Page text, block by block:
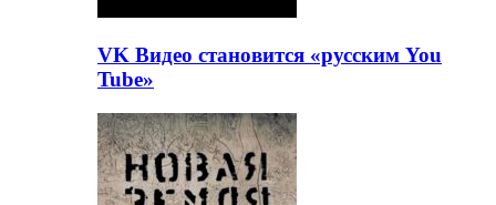
VK Видео становится «русским You
Tube»